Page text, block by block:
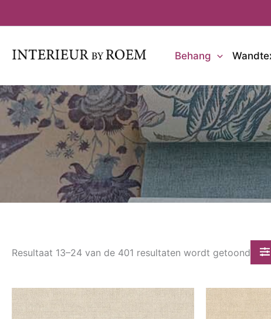
inhoud
Behang
Resultaat 13–24 van de 401 resultaten wordt getoond